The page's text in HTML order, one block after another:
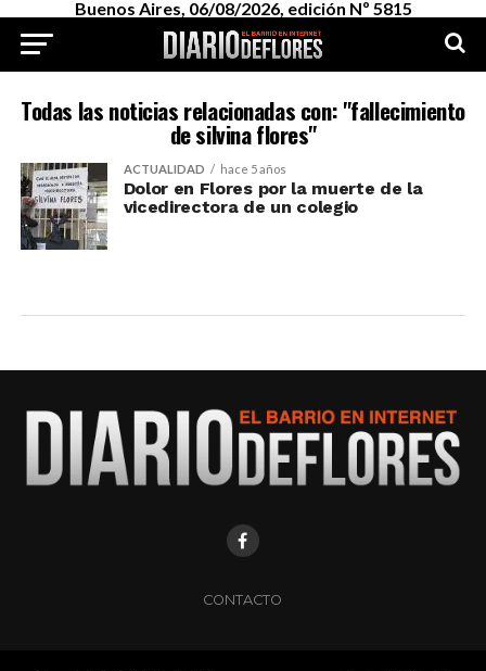
Buenos Aires, 06/08/2026, edición Nº 5815
Todas las noticias relacionadas con: "fallecimiento
de silvina flores"
ACTUALIDAD hace 5 años
Dolor en Flores por la muerte de la
vicedirectora de un colegio
CONTACTO